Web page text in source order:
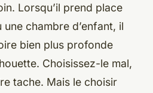
Lorsqu’il prend place
une chambre d’enfant, il
bien plus profonde
Choisissez-le mal,
tache. Mais le choisir